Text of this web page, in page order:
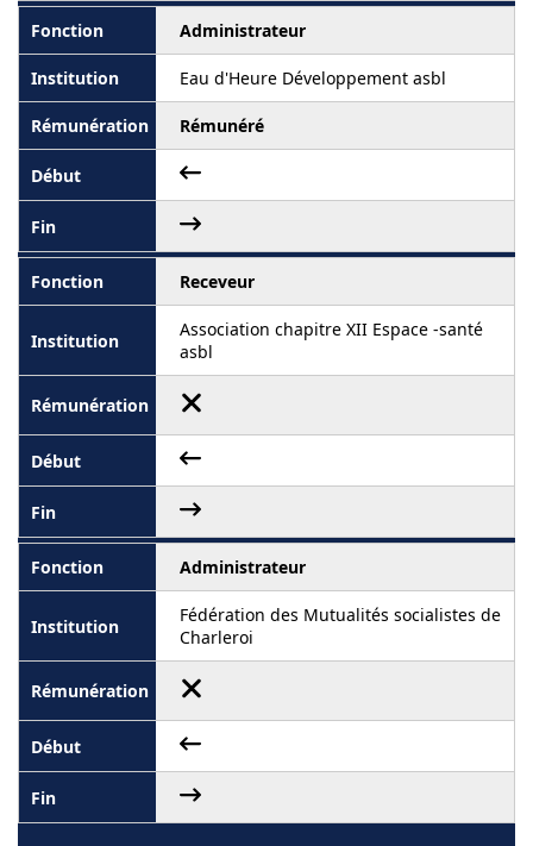
Administrateur
Eau d'Heure Développement asbl
Rémunéré
Receveur
Association chapitre XII Espace -santé
asbl
Administrateur
Fédération des Mutualités socialistes de
Charleroi